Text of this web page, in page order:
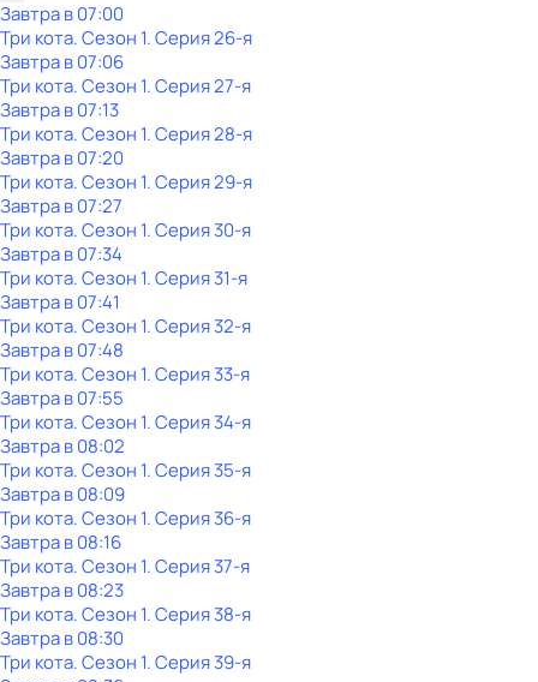
Завтра в 07:00
Три кота. Сезон 1. Серия 26-я
Завтра в 07:06
Три кота. Сезон 1. Серия 27-я
Завтра в 07:13
Три кота. Сезон 1. Серия 28-я
Завтра в 07:20
Три кота. Сезон 1. Серия 29-я
Завтра в 07:27
Три кота. Сезон 1. Серия 30-я
Завтра в 07:34
Три кота. Сезон 1. Серия 31-я
Завтра в 07:41
Три кота. Сезон 1. Серия 32-я
Завтра в 07:48
Три кота. Сезон 1. Серия 33-я
Завтра в 07:55
Три кота. Сезон 1. Серия 34-я
Завтра в 08:02
Три кота. Сезон 1. Серия 35-я
Завтра в 08:09
Три кота. Сезон 1. Серия 36-я
Завтра в 08:16
Три кота. Сезон 1. Серия 37-я
Завтра в 08:23
Три кота. Сезон 1. Серия 38-я
Завтра в 08:30
Три кота. Сезон 1. Серия 39-я